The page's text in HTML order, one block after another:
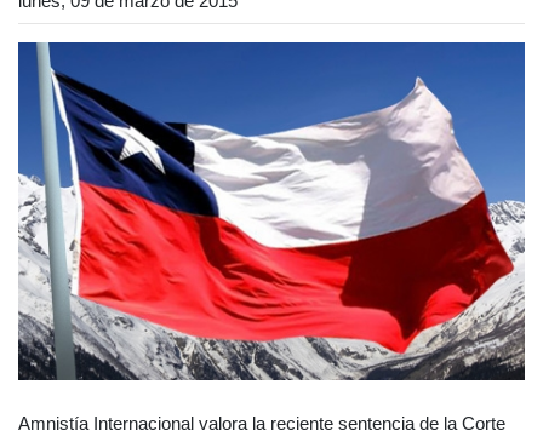
Amnistía Internacional valora la reciente sentencia de la Corte